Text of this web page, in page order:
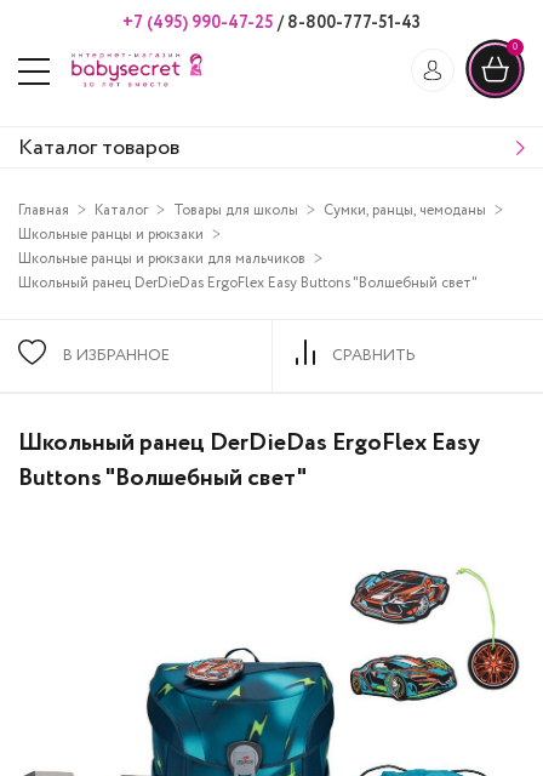
+7 (495) 990-47-25 /8-800-777-51-43
0
Каталог товаров
Главная Каталог Товары для школы
Сумки, ранцы, чемоданы
Школьные ранцы и рюкзаки
Школьные ранцы и рюкзаки для мальчиков
Школьный ранец DerDieDas ErgoFlex Easy Buttons "Волшебный свет"
В ИЗБРАННОЕ СРАВНИТЬ
Школьный ранец DerDieDas ErgoFlex Easy
Buttons "Волшебный свет"